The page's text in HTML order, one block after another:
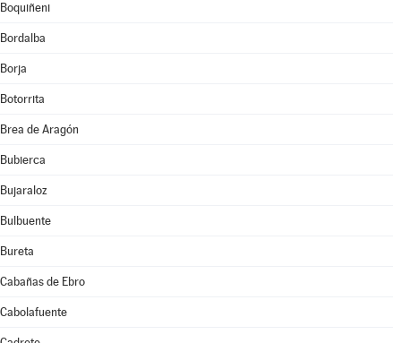
Boquiñeni
Bordalba
Borja
Botorrita
Brea de Aragón
Bubierca
Bujaraloz
Bulbuente
Bureta
Cabañas de Ebro
Cabolafuente